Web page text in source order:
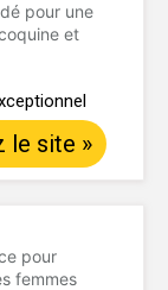
pour une
et
le site »
pour
femmes